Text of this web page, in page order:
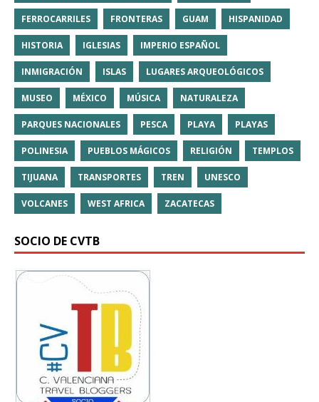
FERROCARRILES FRONTERAS GUAM HISPANIDAD
HISTORIA IGLESIAS IMPERIO ESPAÑOL
INMIGRACIÓN ISLAS LUGARES ARQUEOLÓGICOS
MUSEO MÉXICO MÚSICA NATURALEZA
PARQUES NACIONALES PESCA PLAYA PLAYAS
POLINESIA PUEBLOS MÁGICOS RELIGIÓN TEMPLOS
TIJUANA TRANSPORTES TREN UNESCO
VOLCANES WEST AFRICA ZACATECAS
SOCIO DE CVTB